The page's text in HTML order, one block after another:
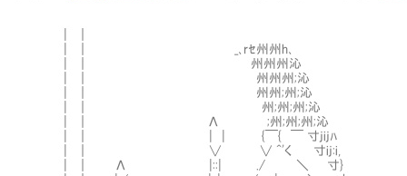
| ｜ _､rｾ州州h､
| ｜ Ⅶ州州州沁
| ｜ Ⅶ州州州;沁
| ｜ Ⅶ州州;州;沁
| ｜ Ⅶ州;州;州;
| ｜ Λ Ⅶ;州;州;州;
| ｜ | | {￣{ ￣
| ｜ ∨ ∨ ^'く 寸ij:i, ､__人_人_人_人_
| ｜ Λ |::| ./ ＼ 寸} ） スパルタア